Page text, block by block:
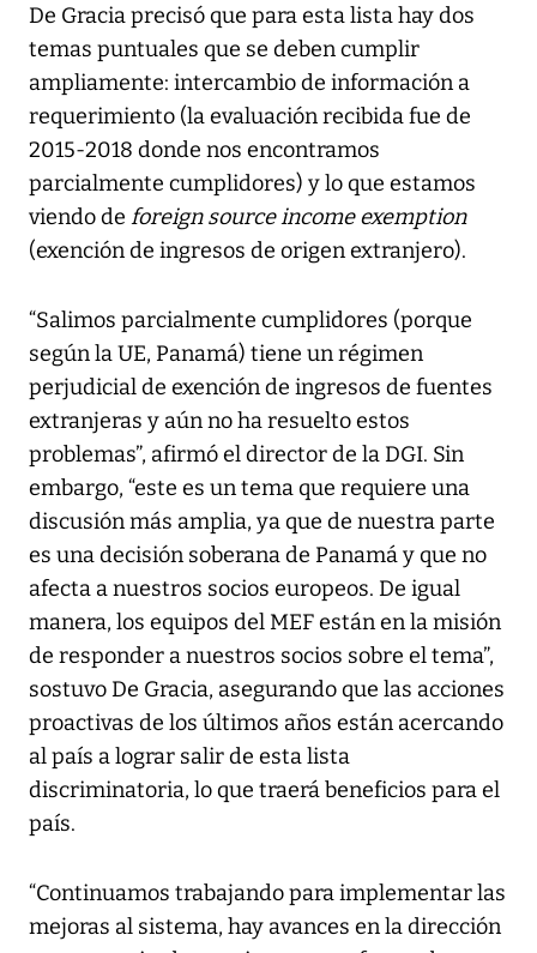
De Gracia precisó que para esta lista hay dos
temas puntuales que se deben cumplir
ampliamente: intercambio de información a
requerimiento (la evaluación recibida fue de
2015-2018 donde nos encontramos
parcialmente cumplidores) y lo que estamos
viendo de foreign source income exemption
(exención de ingresos de origen extranjero).
“Salimos parcialmente cumplidores (porque
según la UE, Panamá) tiene un régimen
perjudicial de exención de ingresos de fuentes
extranjeras y aún no ha resuelto estos
problemas”, afirmó el director de la DGI. Sin
embargo, “este es un tema que requiere una
discusión más amplia, ya que de nuestra parte
es una decisión soberana de Panamá y que no
afecta a nuestros socios europeos. De igual
manera, los equipos del MEF están en la misión
de responder a nuestros socios sobre el tema”,
sostuvo De Gracia, asegurando que las acciones
proactivas de los últimos años están acercando
al país a lograr salir de esta lista
discriminatoria, lo que traerá beneficios para el
país.
“Continuamos trabajando para implementar las
mejoras al sistema, hay avances en la dirección